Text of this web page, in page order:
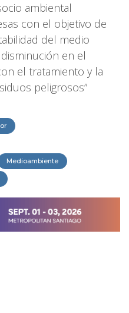
ambiental
con el objetivo de
del medio
en el
el tratamiento y la
peligrosos”
Medioambiente